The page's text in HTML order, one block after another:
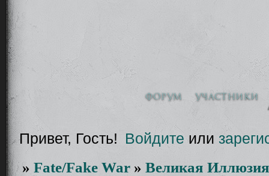
Форум Участники
Привет, Гость! Войдите или
» Fate/Fake War » Великая